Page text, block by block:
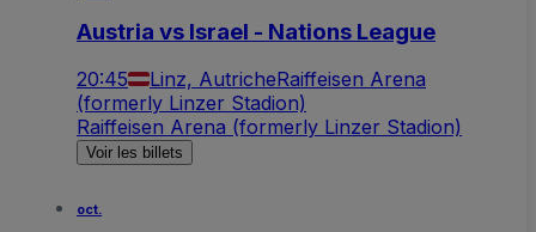
Austria vs Israel - Nations League
20:45 Linz, AutricheRaiffeisen Arena
(formerly Linzer Stadion)
Raiffeisen Arena (formerly Linzer Stadion)
Voir les billets
oct.